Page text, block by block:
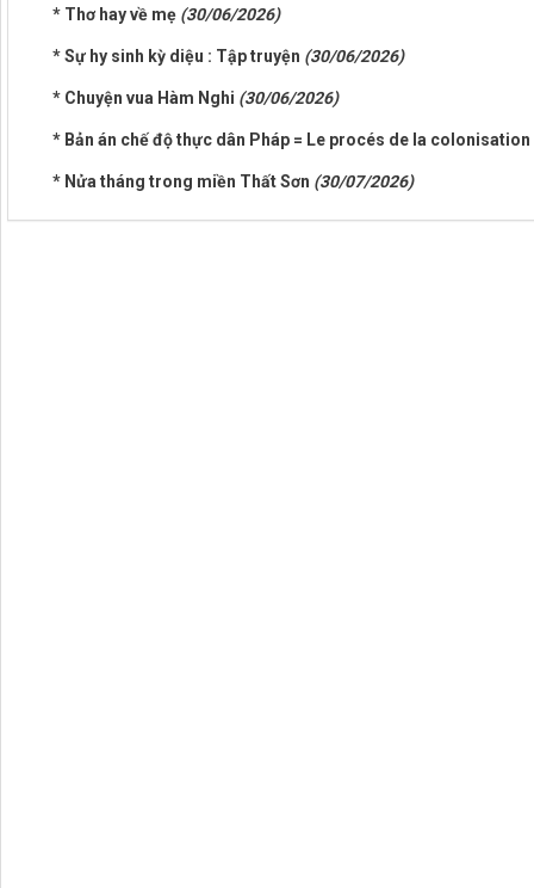
* Thơ hay về mẹ (30/06/2026)
* Sự hy sinh kỳ diệu : Tập truyện (30/06/2026)
* Chuyện vua Hàm Nghi (30/06/2026)
* Bản án chế độ thực dân Pháp = Le procés de la
* Nửa tháng trong miền Thất Sơn (30/07/2026)